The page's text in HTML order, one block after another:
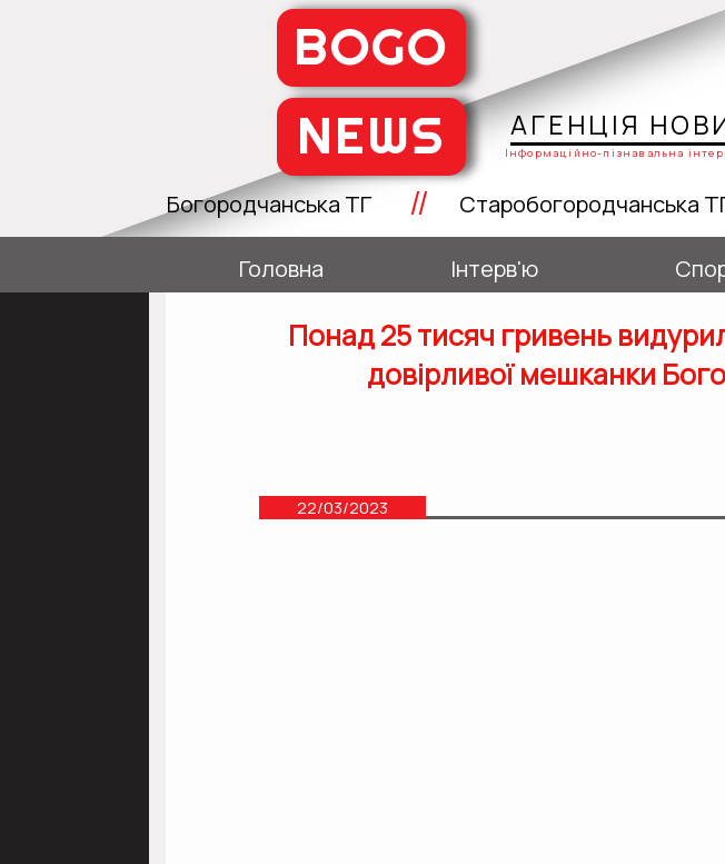
АГЕНЦІЯ
Інформаційно-пізнавальна
BOGO
NEWS
Богородчанська ТГ // Старобогородчанська
Головна Інтерв'ю
Понад 25 тисяч гривень
довірливої мешканки
22/03/2023